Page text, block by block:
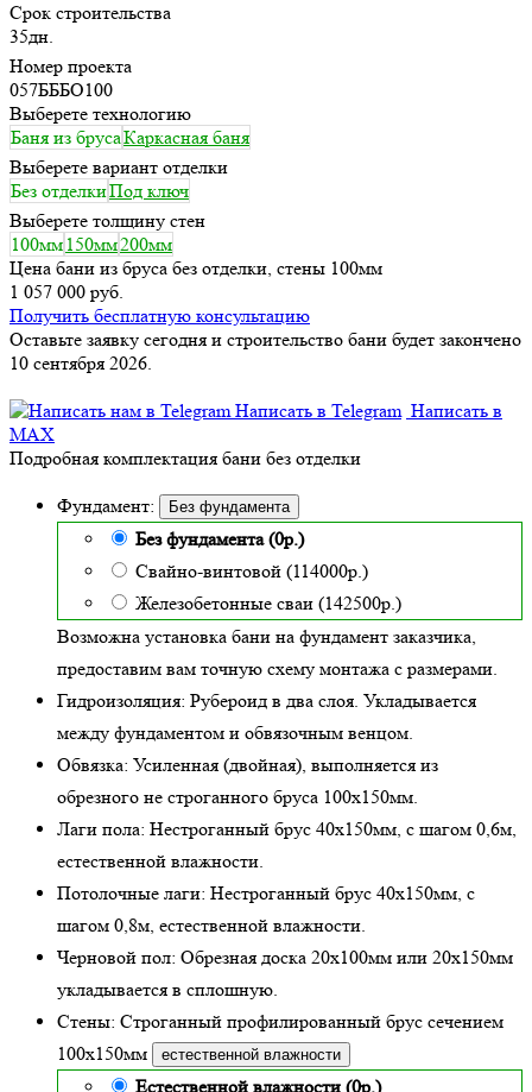
Срок строительства
35дн.
Номер проекта
057БББО100
Выберете технологию
Баня из брусаКаркасная баня
Выберете вариант отделки
Без отделкиПод ключ
Выберете толщину стен
100мм 150мм200мм
Цена бани из бруса без отделки, стены 100мм
1 057 000 руб.
Получить бесплатную консультацию
Оставьте заявку сегодня и строительство бани будет закончено
10 сентября 2026.
Написать в Telegram Написать в
MAX
Подробная комплектация бани без отделки
Фундамент: Без фундамента
Без фундамента (0р.)
Свайно-винтовой (114000р.)
Железобетонные сваи (142500р.)
Возможна установка бани на фундамент заказчика,
предоставим вам точную схему монтажа с размерами.
Гидроизоляция: Рубероид в два слоя. Укладывается
между фундаментом и обвязочным венцом.
Обвязка: Усиленная (двойная), выполняется из
обрезного не строганного бруса 100х150мм.
Лаги пола: Нестроганный брус 40х150мм, с шагом 0,6м,
естественной влажности.
Потолочные лаги: Нестроганный брус 40х150мм, с
шагом 0,8м, естественной влажности.
Черновой пол: Обрезная доска 20х100мм или 20х150мм
укладывается в сплошную.
Стены: Строганный профилированный брус сечением
100х150мм
естественной влажности
Естественной влажности (0р.)